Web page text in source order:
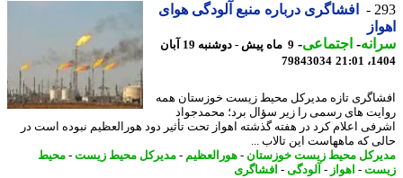
افشاگری درباره منبع آلودگی هوای
- اجتماعی-
9 ماه پیش - دوشنبه 19 آبان
79843034
تازه مدیرکل محیط زیست خوزستان همه
های رسمی را زیر سؤال برد؛ محمدجواد
اعلام کرد در هفته گذشته اهواز تحت تأثیر دود هورالعظیم نبوده است در
که ماههاست این تالاب ...
محیط زیست خوزستان-هورالعظیم-مدیرکل محیط زیست-محیط
-اهواز -آلودگی-افشاگری